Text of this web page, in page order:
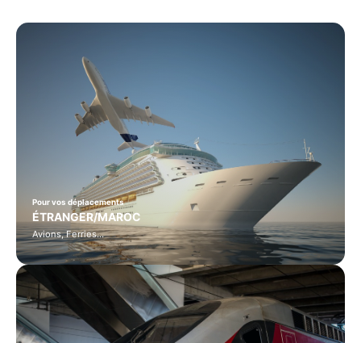
Pour vos déplacements
ÉTRANGER/MAROC
Avions, Ferries…